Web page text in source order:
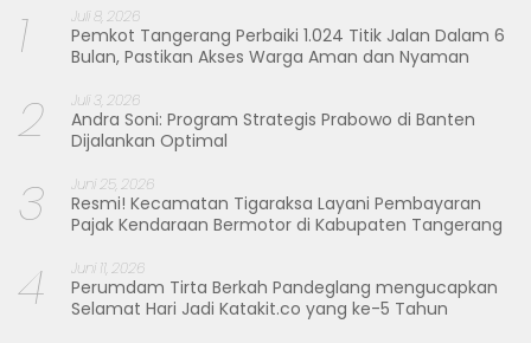
1 Juli 8, 2026
Pemkot Tangerang Perbaiki 1.024 Titik Jalan Dalam 6
Bulan, Pastikan Akses Warga Aman dan Nyaman
2 Juli 3, 2026
Andra Soni: Program Strategis Prabowo di Banten
Dijalankan Optimal
3 Juni 25, 2026
Resmi! Kecamatan Tigaraksa Layani Pembayaran
Pajak Kendaraan Bermotor di Kabupaten Tangerang
4 Juni 11, 2026
Perumdam Tirta Berkah Pandeglang mengucapkan
Selamat Hari Jadi Katakit.co yang ke-5 Tahun